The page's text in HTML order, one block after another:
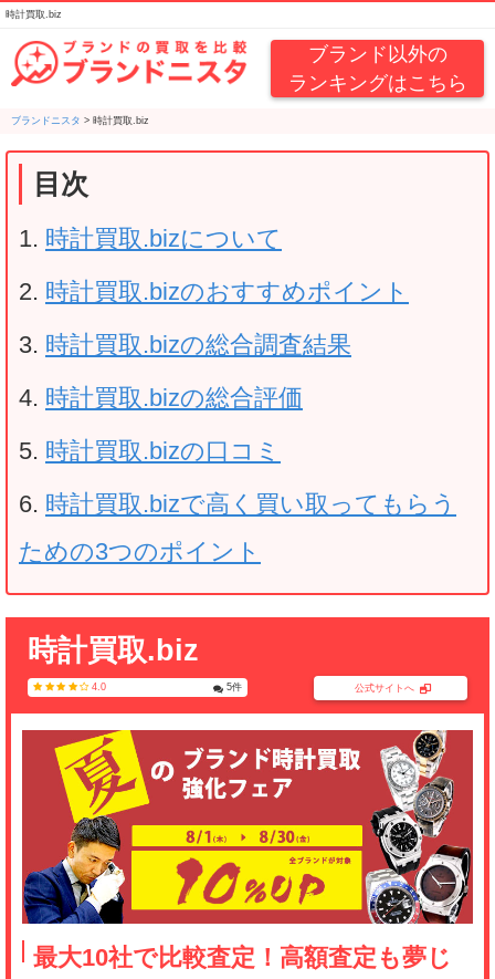
時計買取.biz
ブランド以外の
ランキングはこちら
ブランドニスタ > 時計買取.biz
目次
時計買取.bizについて
時計買取.bizのおすすめポイント
時計買取.bizの総合調査結果
時計買取.bizの総合評価
時計買取.bizの口コミ
時計買取.bizで高く買い取ってもらう
ための3つのポイント
時計買取.biz
4.0 5件 公式サイトへ
最大10社で比較査定！高額査定も夢じ